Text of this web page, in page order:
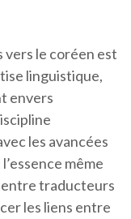
vers le coréen est
linguistique,
envers
les avancées
même
entre traducteurs
les liens entre